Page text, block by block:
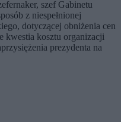
szef Gabinetu
z niespełnionej
dotyczącej obniżenia cen
kwestia kosztu organizacji
prezydenta na